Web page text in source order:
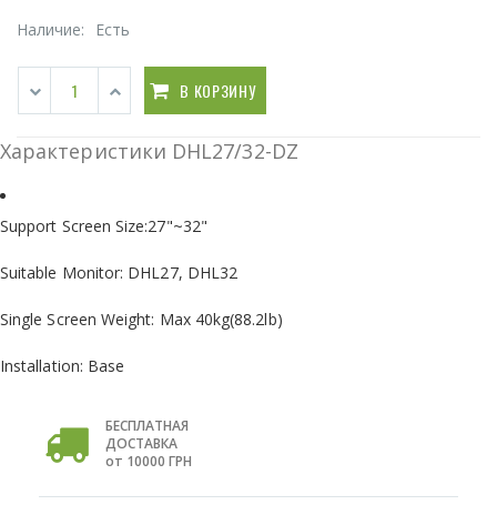
Наличие: Есть
В КОРЗИНУ
Характеристики DHL27/32-DZ
Support Screen Size:27"~32"
Suitable Monitor: DHL27, DHL32
Single Screen Weight: Max 40kg(88.2lb)
Installation: Base
БЕСПЛАТНАЯ
ДОСТАВКА
от 10000 ГРН